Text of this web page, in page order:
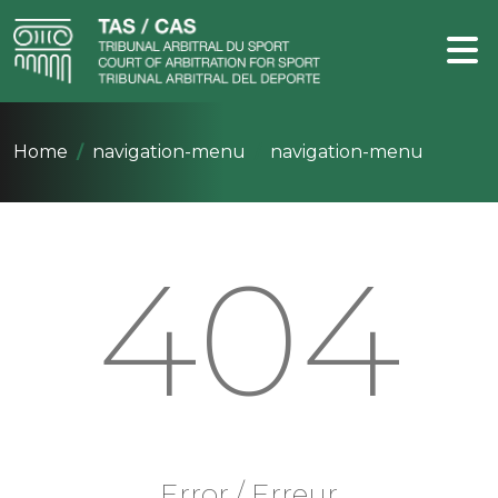
Home navigation-menu navigation-menu
404